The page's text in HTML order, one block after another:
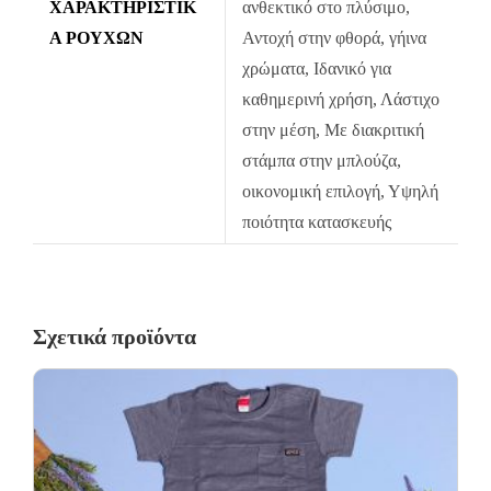
Σε περίπτωση που κάποιο προϊόν έχει παραδοθεί σε κάποιον
πελάτη μας και είναι ελαττωματικό χωρίς να γίνει αντιληπτό από
χωρίς καμία οικονομική επιβάρυνση του πελάτη.
ΧΑΡΑΚΤΗΡΙΣΤΙΚ
Ά ΡΟΎΧΩΝ
ανθεκτικό στο πλύσιμο,
Αντοχή στην φθορά, γήινα
χρώματα, Ιδανικό για
καθημερινή χρήση, Λάστιχο
στην μέση, Με διακριτική
στάμπα στην μπλούζα,
οικονομική επιλογή, Υψηλή
ποιότητα κατασκευής
Σχετικά προϊόντα